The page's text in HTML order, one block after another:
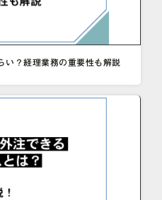
い？経理業務の重要性も解説